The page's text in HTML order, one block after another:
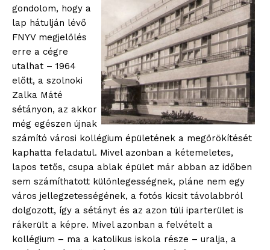
gondolom, hogy a
lap hátulján lévő
FNYV megjelölés
erre a cégre
utalhat – 1964
előtt, a szolnoki
Zalka Máté
sétányon, az akkor
még egészen újnak
számító városi kollégium épületének a megörökítését
kaphatta feladatul. Mivel azonban a kétemeletes,
lapos tetős, csupa ablak épület már abban az időben
sem számíthatott különlegességnek, pláne nem egy
város jellegzetességének, a fotós kicsit távolabbról
dolgozott, így a sétányt és az azon túli iparterület is
rákerült a képre. Mivel azonban a felvételt a
kollégium – ma a katolikus iskola része – uralja, a